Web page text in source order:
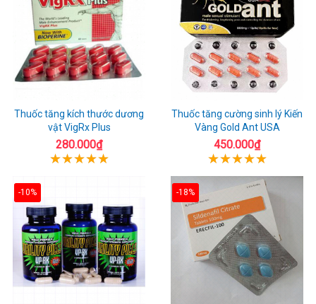
Thuốc tăng kích thước dương
vật VigRx Plus
280.000₫
Thuốc tăng cường sinh lý Kiến
Vàng Gold Ant USA
450.000₫
-10% -18%